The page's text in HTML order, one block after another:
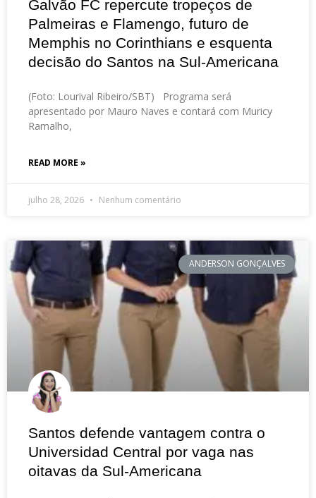
Galvão FC repercute tropeços de
Palmeiras e Flamengo, futuro de
Memphis no Corinthians e esquenta
decisão do Santos na Sul-Americana
(Foto: Lourival Ribeiro/SBT) Programa será
apresentado por Mauro Naves e contará com Muricy
Ramalho,
READ MORE »
julho 28, 2026 Nenhum comentário
ANDERSON GONÇALVES
Santos defende vantagem contra o
Universidad Central por vaga nas
oitavas da Sul-Americana